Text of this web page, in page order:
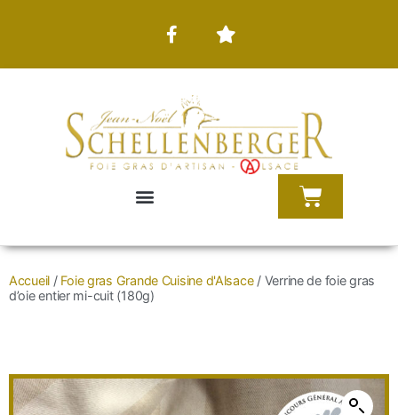
Accueil / Foie gras Grande Cuisine d'Alsace/ Verrine de foie gras
d’oie entier mi-cuit (180g)